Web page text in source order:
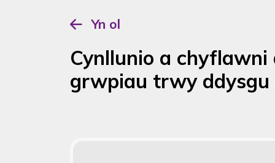
Yn ol
Cynllunio a
grwpiau trwy